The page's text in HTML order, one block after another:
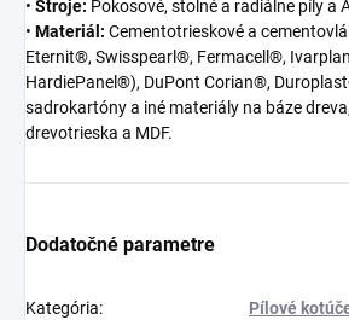
• Stroje: Pokosové, stolné a radiálne píly a
• Materiál: Cementotrieskové a
Eternit®, Swisspearl®, Fermacell®,
HardiePanel®), DuPont Corian®,
sadrokartóny a iné materiály na báze
drevotrieska a MDF.
Dodatočné parametre
Kategória: Pílové